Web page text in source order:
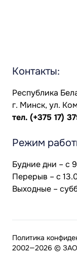
Контакты:
Республика
г. Минск, ул.
тел. (+375 17)
Режим
Будние дни – с
Перерыв – с
Выходные –
2002—2026 © ЗАО
Политика